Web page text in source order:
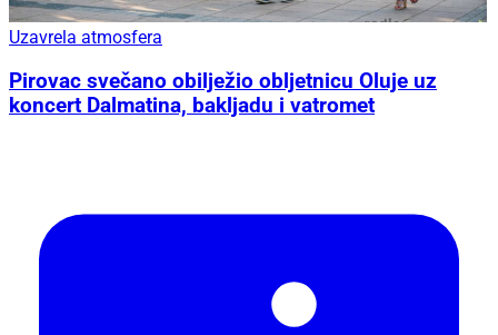
Uzavrela atmosfera
Pirovac svečano obilježio obljetnicu Oluje uz
koncert Dalmatina, bakljadu i vatromet